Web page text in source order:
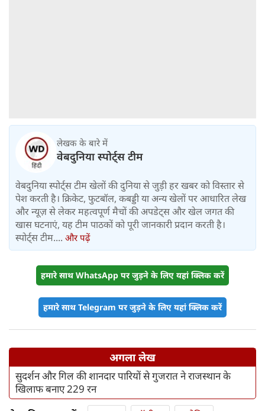
लेखक के बारे में
वेबदुनिया स्पोर्ट्स टीम
वेबदुनिया स्पोर्ट्स टीम खेलों की दुनिया से जुड़ी हर खबर को विस्तार से
पेश करती है। क्रिकेट, फुटबॉल, कबड्डी या अन्य खेलों पर आधारित लेख
और न्यूज़ से लेकर महत्वपूर्ण मैचों की अपडेट्स और खेल जगत की
खास घटनाएं, यह टीम पाठकों को पूरी जानकारी प्रदान करती है।
स्पोर्ट्स टीम.... और पढ़ें
हमारे साथ WhatsApp पर जुड़ने के लिए यहां क्लिक करें
हमारे साथ Telegram पर जुड़ने के लिए यहां क्लिक करें
अगला लेख
सुदर्शन और गिल की शानदार पारियों से गुजरात ने राजस्थान के
खिलाफ बनाए 229 रन